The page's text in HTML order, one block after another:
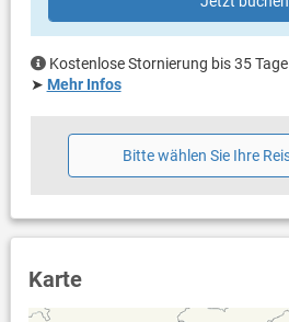
Kostenlose Stornierung bis 35
➤ Mehr Infos
Bitte wählen Sie Ihre
Karte